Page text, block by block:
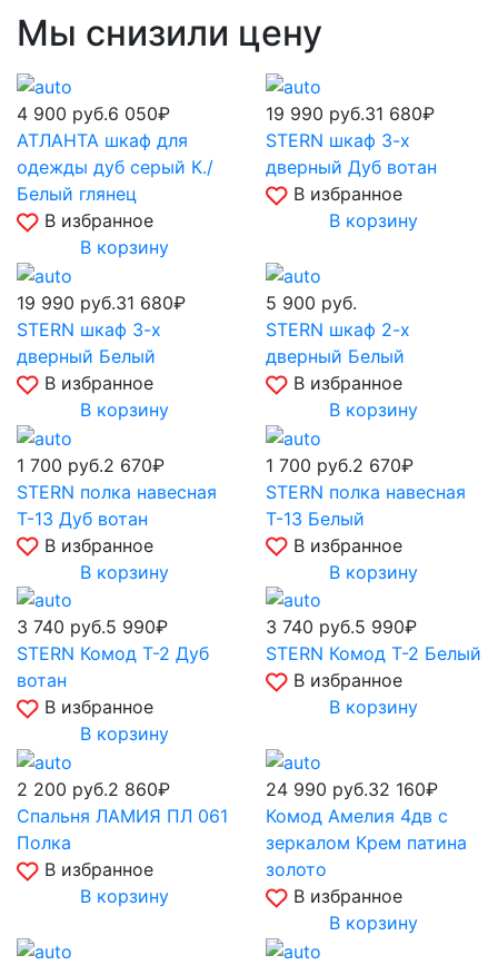
Мы снизили цену
4 900 руб.6 050₽
АТЛАНТА шкаф для
одежды дуб серый К./
Белый глянец
В избранное
В корзину
19 990 руб.31 680₽
STERN шкаф 3-х
дверный Дуб вотан
В избранное
В корзину
19 990 руб.31 680₽
STERN шкаф 3-х
дверный Белый
В избранное
В корзину
5 900 руб.
STERN шкаф 2-х
дверный Белый
В избранное
В корзину
1 700 руб.2 670₽
STERN полка навесная
Т-13 Дуб вотан
В избранное
В корзину
1 700 руб.2 670₽
STERN полка навесная
Т-13 Белый
В избранное
В корзину
3 740 руб.5 990₽
STERN Комод Т-2 Дуб
вотан
В избранное
В корзину
3 740 руб.5 990₽
STERN Комод Т-2 Белый
В избранное
В корзину
2 200 руб.2 860₽
Спальня ЛАМИЯ ПЛ 061
Полка
В избранное
В корзину
24 990 руб.32 160₽
Комод Амелия 4дв с
зеркалом Крем патина
золото
В избранное
В корзину